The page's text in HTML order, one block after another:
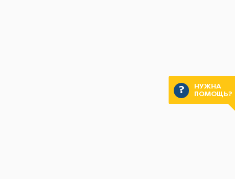
НУЖНА
ПОМОЩЬ?